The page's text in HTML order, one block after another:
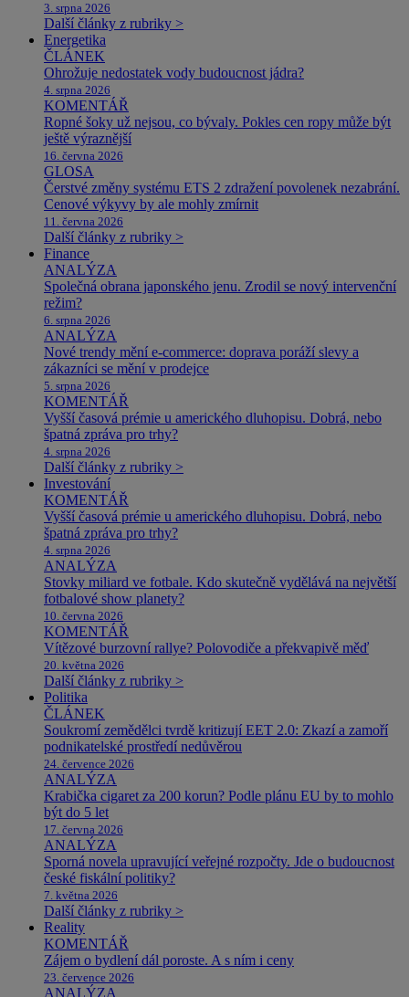
3. srpna 2026
Další články z rubriky >
Energetika
ČLÁNEK
Ohrožuje nedostatek vody budoucnost jádra?
4. srpna 2026
KOMENTÁŘ
Ropné šoky už nejsou, co bývaly. Pokles cen ropy může být
ještě výraznější
16. června 2026
GLOSA
Čerstvé změny systému ETS 2 zdražení povolenek nezabrání.
Cenové výkyvy by ale mohly zmírnit
11. června 2026
Další články z rubriky >
Finance
ANALÝZA
Společná obrana japonského jenu. Zrodil se nový intervenční
režim?
6. srpna 2026
ANALÝZA
Nové trendy mění e-commerce: doprava poráží slevy a
zákazníci se mění v prodejce
5. srpna 2026
KOMENTÁŘ
Vyšší časová prémie u amerického dluhopisu. Dobrá, nebo
špatná zpráva pro trhy?
4. srpna 2026
Další články z rubriky >
Investování
KOMENTÁŘ
Vyšší časová prémie u amerického dluhopisu. Dobrá, nebo
špatná zpráva pro trhy?
4. srpna 2026
ANALÝZA
Stovky miliard ve fotbale. Kdo skutečně vydělává na největší
fotbalové show planety?
10. června 2026
KOMENTÁŘ
Vítězové burzovní rallye? Polovodiče a překvapivě měď
20. května 2026
Další články z rubriky >
Politika
ČLÁNEK
Soukromí zemědělci tvrdě kritizují EET 2.0: Zkazí a zamoří
podnikatelské prostředí nedůvěrou
24. července 2026
ANALÝZA
Krabička cigaret za 200 korun? Podle plánu EU by to mohlo
být do 5 let
17. června 2026
ANALÝZA
Sporná novela upravující veřejné rozpočty. Jde o budoucnost
české fiskální politiky?
7. května 2026
Další články z rubriky >
Reality
KOMENTÁŘ
Zájem o bydlení dál poroste. A s ním i ceny
23. července 2026
ANALÝZA